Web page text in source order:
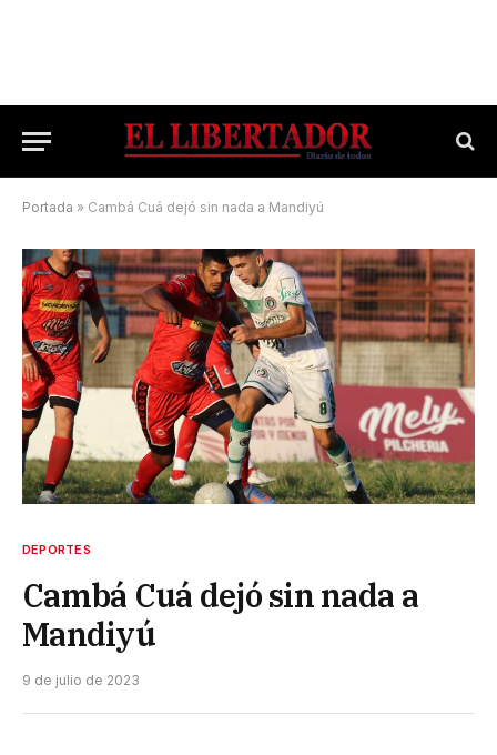
Portada » Cambá Cuá dejó sin nada a Mandiyú
DEPORTES
Cambá Cuá dejó sin nada a
Mandiyú
9 de julio de 2023